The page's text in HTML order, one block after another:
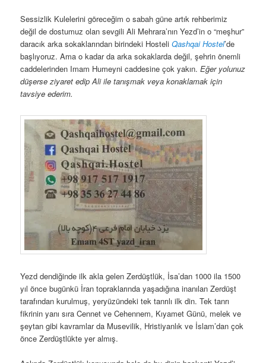
Sessizlik Kulelerini göreceğim o sabah güne artık rehberimiz
değil de dostumuz olan sevgili Ali Mehrara’nın Yezd’in o “meşhur”
daracık arka sokaklarından birindeki HosteliQashqai Hostel’de
başlıyoruz. Ama o kadar da arka sokaklarda değil, şehrin önemli
caddelerinden Imam Humeyni caddesine çok yakın.Eğer yolunuz
düşerse ziyaret edip Ali ile tanışmak veya konaklamak için
tavsiye ederim.
Yezd dendiğinde ilk akla gelen Zerdüştlük, İsa’dan 1000 ila 1500
yıl önce bugünkü İran topraklarında yaşadığına inanılan Zerdüşt
tarafından kurulmuş, yeryüzündeki tek tanrılı ilk din. Tek tanrı
fikrinin yanı sıra Cennet ve Cehennem, Kıyamet Günü, melek ve
şeytan gibi kavramlar da Musevilik, Hristiyanlık ve İslam’dan çok
önce Zerdüştlükte yer almış.